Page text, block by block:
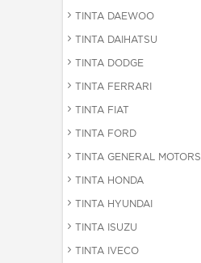
TINTA DAEWOO
TINTA DAIHATSU
TINTA DODGE
TINTA FERRARI
TINTA FIAT
TINTA FORD
TINTA GENERAL MOTORS
TINTA HONDA
TINTA HYUNDAI
TINTA ISUZU
TINTA IVECO